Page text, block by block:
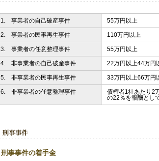
1. 事業者の自己破産事件 55万円以上
2. 事業者の民事再生事件 110万円以上
3. 事業者の任意整理事件 55万円以上
4. 非事業者の自己破産事件 22万円以上44万円
5. 非事業者の民事再生事件 33万円以上66万円
6. 非事業者の任意整理事件 債権者1社あたり2
の22％を報酬とし
刑事事件の着手金